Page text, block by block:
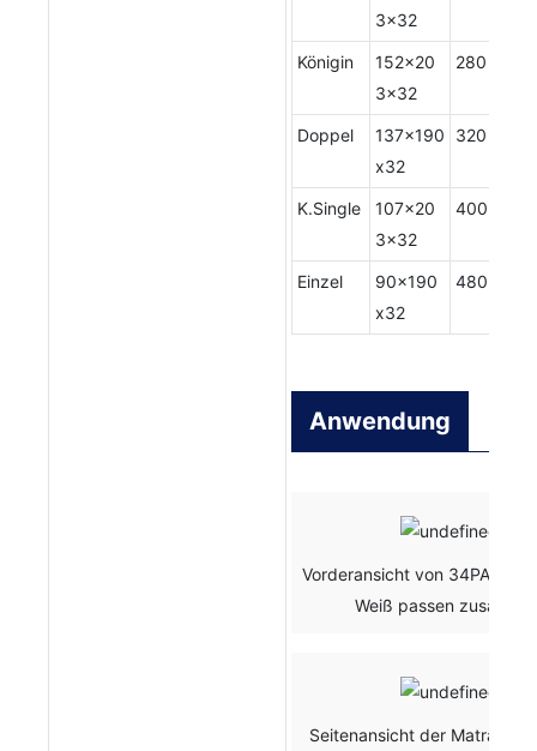
3x32
Königin
152x20
3x32
280
Doppel
137x190
x32
320
K.Single
107x20
3x32
400
Einzel
90x190
x32
480
Anwendung
Vorderansicht von 34PA-13,
Weiß passen
Seitenansicht der Matratze